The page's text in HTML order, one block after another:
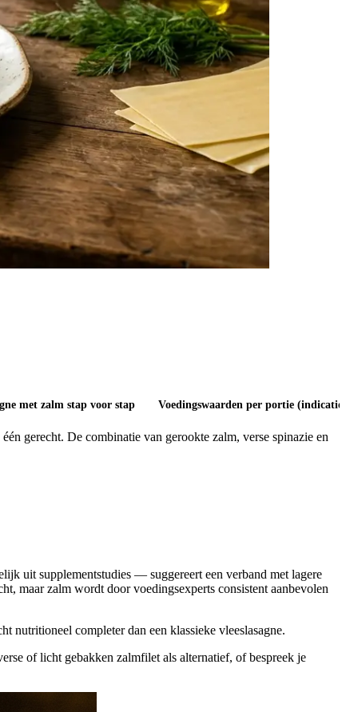
met zalm stap voor stap Voedingswaarden per portie
gerecht. De combinatie van gerookte zalm, verse spinazie en
uit supplementstudies — suggereert een verband met lagere
maar zalm wordt door voedingsexperts consistent aanbevolen
nutritioneel completer dan een klassieke vleeslasagne.
of licht gebakken zalmfilet als alternatief, of bespreek je